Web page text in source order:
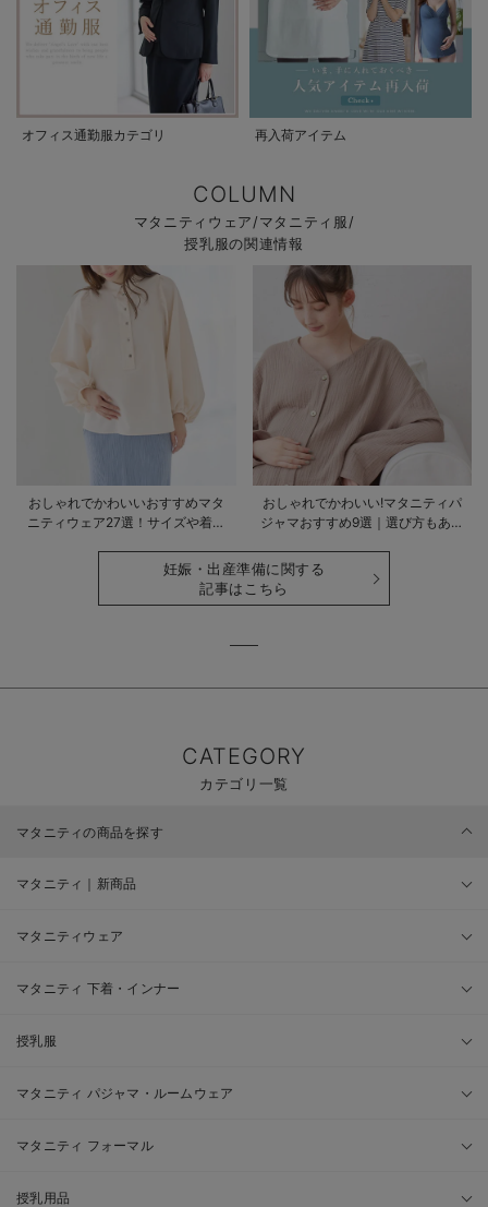
オフィス通勤服カテゴリ 再入荷アイテム
COLUMN
マタニティウェア/マタニティ服/
授乳服の関連情報
おしゃれでかわいいおすすめマタ
ニティウェア27選！サイズや着る
おしゃれでかわいい!マタニティパ
ジャマおすすめ9選｜選び方もあわ
妊娠・出産準備に関する
記事はこちら
CATEGORY
カテゴリ一覧
マタニティの商品を探す
マタニティ｜新商品
マタニティウェア
マタニティ 下着・インナー
授乳服
マタニティ パジャマ・ルームウェア
マタニティ フォーマル
授乳用品